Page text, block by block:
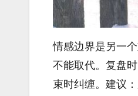
情感边界是另一
不能取代。复盘
束时纠缠。建议